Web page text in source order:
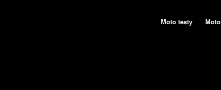
Moto testy